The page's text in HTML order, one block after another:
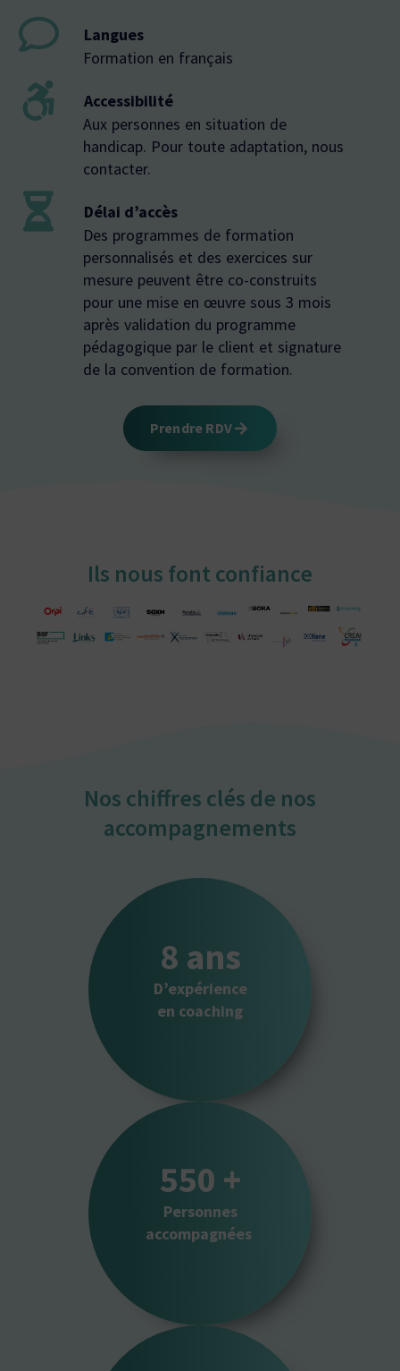
Langues
Formation en français
Accessibilité
Aux personnes en situation de
handicap. Pour toute adaptation, nous
contacter.
Délai d’accès
Des programmes de formation
personnalisés et des exercices sur
mesure peuvent être co-construits
pour une mise en œuvre sous 3 mois
après validation du programme
pédagogique par le client et signature
de la convention de formation.
Prendre RDV
Ils nous font confiance
Nos chiffres clés de nos
accompagnements
8 ans
D’expérience
en coaching
550 +
Personnes
accompagnées